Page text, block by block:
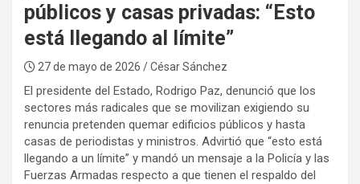
públicos y casas privadas: “Esto
está llegando al límite”
27 de mayo de 2026 / César Sánchez
El presidente del Estado, Rodrigo Paz, denunció que los
sectores más radicales que se movilizan exigiendo su
renuncia pretenden quemar edificios públicos y hasta
casas de periodistas y ministros. Advirtió que “esto está
llegando a un límite” y mandó un mensaje a la Policía y las
Fuerzas Armadas respecto a que tienen el respaldo del